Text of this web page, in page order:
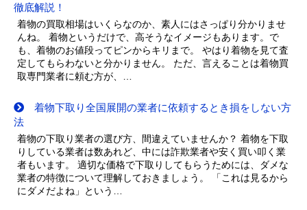
徹底解説！
着物の買取相場はいくらなのか、素人にはさっぱり分かりませ
んね。 着物というだけで、高そうなイメージもあります。で
も、着物のお値段ってピンからキリまで。 やはり着物を見て査
定してもらわないと分かりません。 ただ、言えることは着物買
取専門業者に頼む方が、…
着物下取り全国展開の業者に依頼するとき損をしない方
法
着物の下取り業者の選び方、間違えていませんか？ 着物を下取
りしている業者は数あれど、中には詐欺業者や安く買い叩く業
者もいます。 適切な価格で下取りしてもらうためには、ダメな
業者の特徴について理解しておきましょう。 「これは見るから
にダメだよね」という…